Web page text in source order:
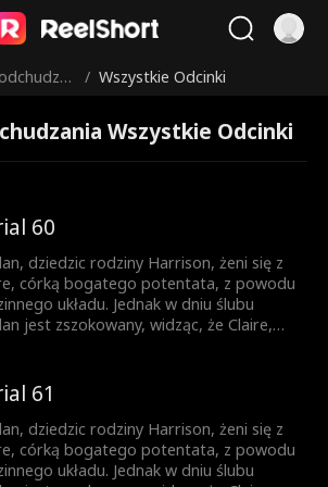
/ Wszystkie Odcinki
Wszystkie Odcinki
60
dziedzic rodziny Harrison, żeni się z
córką bogatego potentata, z powodu
układu. Jednak w dniu ślubu
jest zszokowany, widząc, że Claire,
Goście weselni szybko zamieniają
w pośmiewisko wydarzenia.
rozpoczyna życie małżeńskie z tą
a intensywna miłość Claire do
tylko zwiększa jego stres. Kiedy starania
61
dziedzic rodziny Harrison, żeni się z
córką bogatego potentata, z powodu
układu. Jednak w dniu ślubu